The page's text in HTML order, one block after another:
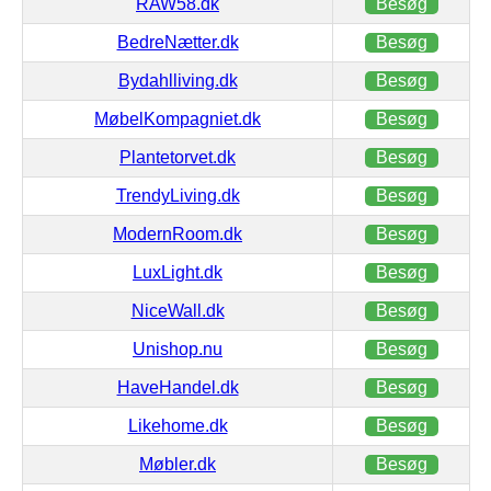
BedreNætter.dk Besøg
Bydahlliving.dk Besøg
MøbelKompagniet.dk Besøg
Plantetorvet.dk Besøg
TrendyLiving.dk Besøg
ModernRoom.dk Besøg
LuxLight.dk Besøg
NiceWall.dk Besøg
Unishop.nu Besøg
HaveHandel.dk Besøg
Likehome.dk Besøg
Møbler.dk Besøg